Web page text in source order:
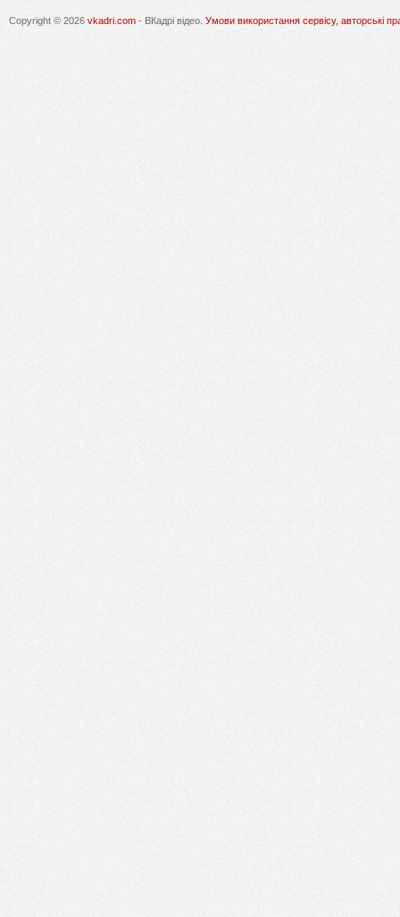
Copyright © 2026 vkadri.com - ВКадрі відео. Умови використання сервісу, авторські